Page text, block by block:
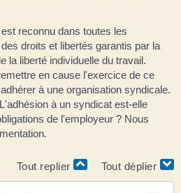
reconnu dans toutes les
droits et libertés garantis par la
la liberté individuelle du travail.
en cause l'exercice de ce
à une organisation syndicale.
à un syndicat est-elle
de l'employeur ? Nous
Tout replier Tout déplier